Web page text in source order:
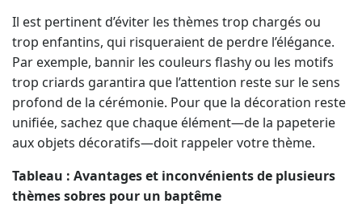
Il est pertinent d’éviter les thèmes trop chargés ou
trop enfantins, qui risqueraient de perdre l’élégance.
Par exemple, bannir les couleurs flashy ou les motifs
trop criards garantira que l’attention reste sur le sens
profond de la cérémonie. Pour que la décoration reste
unifiée, sachez que chaque élément—de la papeterie
aux objets décoratifs—doit rappeler votre thème.
Tableau : Avantages et inconvénients de plusieurs
thèmes sobres pour un baptême